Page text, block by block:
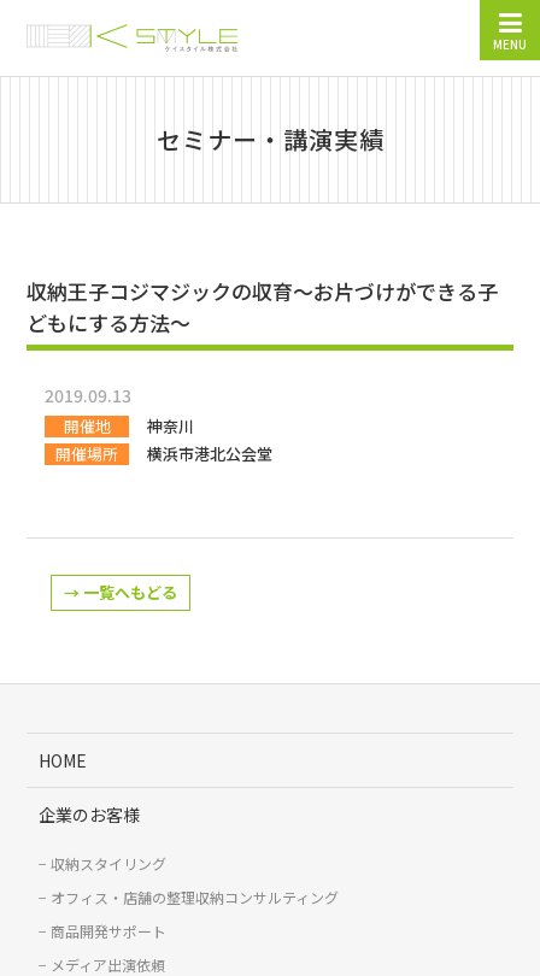
MENU
セミナー・講演実績
収納王子コジマジックの収育～お片づけができる子
どもにする方法～
2019.09.13
開催地
神奈川
開催場所
横浜市港北公会堂
→ 一覧へもどる
HOME
企業のお客様
収納スタイリング
オフィス・店舗の整理収納コンサルティング
商品開発サポート
メディア出演依頼